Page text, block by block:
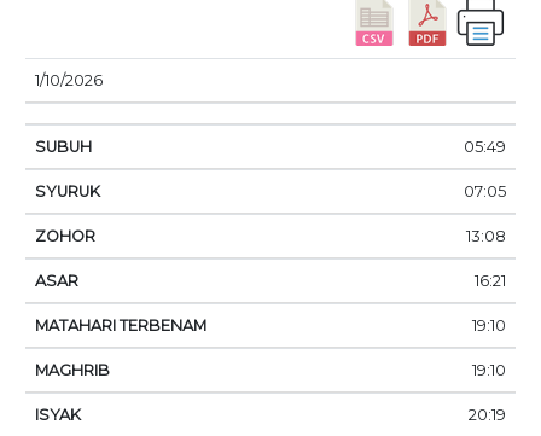
TARIKH SUBUH SYURUK ZOHOR ASAR
1/10/2026
05:49
07:05
13:08
16:21
19:10
19:10
20:19